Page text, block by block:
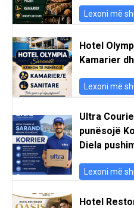
Lexoni më
Hotel
Kamarier
Lexoni më
Ultra
punësojë
Diela
Lexoni më
Hotel